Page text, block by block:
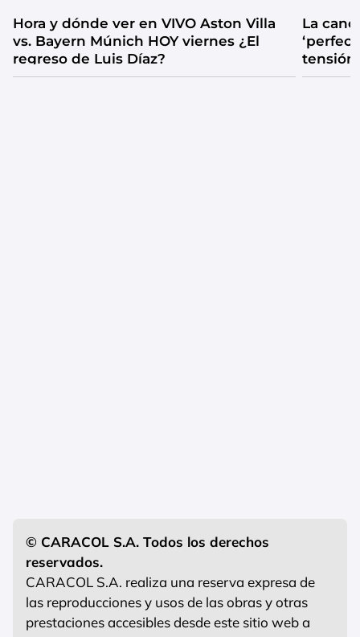
Hora y dónde ver en VIVO Aston Villa
vs. Bayern Múnich HOY viernes ¿El
regreso de Luis Díaz?
La
tensión
catarsis
© CARACOL S.A. Todos los derechos
reservados.
CARACOL S.A. realiza una reserva expresa de
las reproducciones y usos de las obras y otras
prestaciones accesibles desde este sitio web a